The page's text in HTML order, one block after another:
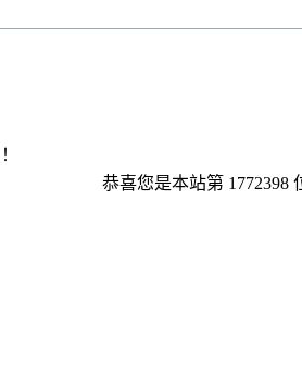
恭喜您是本站第 1772398